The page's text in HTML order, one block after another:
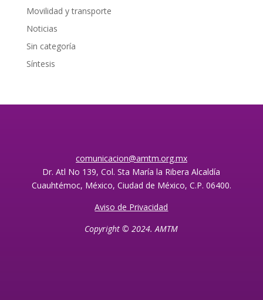
Movilidad y transporte
Noticias
Sin categoría
Síntesis
comunicacion@amtm.org.mx
Dr. Atl No 139, Col. Sta María la Ribera Alcaldía
Cuauhtémoc, México, Ciudad de México, C.P. 06400.
Aviso de Privacidad
Copyright © 2024. AMTM